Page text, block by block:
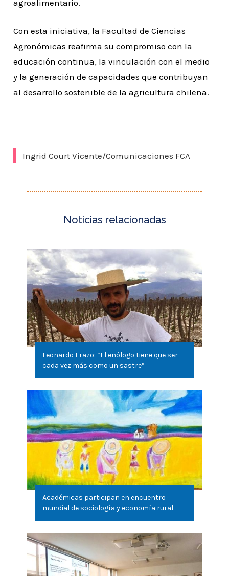
agroalimentario.
Con esta iniciativa, la Facultad de Ciencias
Agronómicas reafirma su compromiso con la
educación continua, la vinculación con el medio
y la generación de capacidades que contribuyan
al desarrollo sostenible de la agricultura chilena.
Ingrid Court Vicente/Comunicaciones FCA
Leonardo Erazo: “El enólogo tiene que ser
cada vez más como un sastre”
Académicas participan en encuentro
mundial de sociología y economía rural